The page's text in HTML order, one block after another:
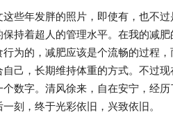
些年发胖的照片，即使有，也不
持着超人的管理水平。在我的减
为的，减肥应该是个流畅的过程
己，长期维持体重的方式。不过
数字。清风徐来，自在安宁，经
刻，终于光彩依旧，兴致依旧。